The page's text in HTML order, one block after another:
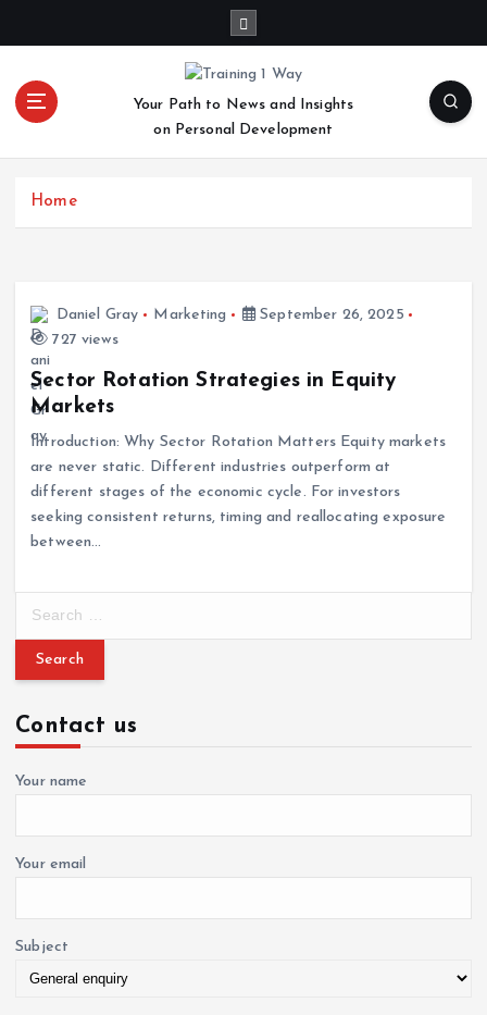
c
Your Path to News and Insights
on Personal Development
Home
Daniel Gray Marketing
September 26, 2025
727 views
Sector Rotation Strategies in Equity
Markets
Introduction: Why Sector Rotation Matters Equity markets
are never static. Different industries outperform at
different stages of the economic cycle. For investors
seeking consistent returns, timing and reallocating exposure
between…
r
h
f
o
Contact us
Your name
Your email
Subject